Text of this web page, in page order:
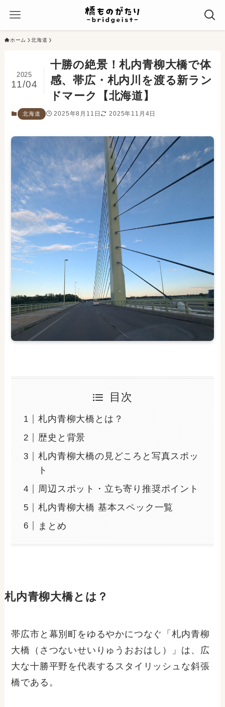
ホーム 北海道
十勝の絶景！札内青柳大橋で体
感、帯広・札内川を渡る新ラン
ドマーク【北海道】
2025
11/04
北海道 2025年8月11日 2025年11月4日
目次
札内青柳大橋とは？
歴史と背景
札内青柳大橋の見どころと写真スポッ
ト
周辺スポット・立ち寄り推奨ポイント
札内青柳大橋 基本スペック一覧
まとめ
札内青柳大橋とは？
帯広市と幕別町をゆるやかにつなぐ「札内青柳
大橋（さつないせいりゅうおおはし）」は、広
大な十勝平野を代表するスタイリッシュな斜張
橋である。